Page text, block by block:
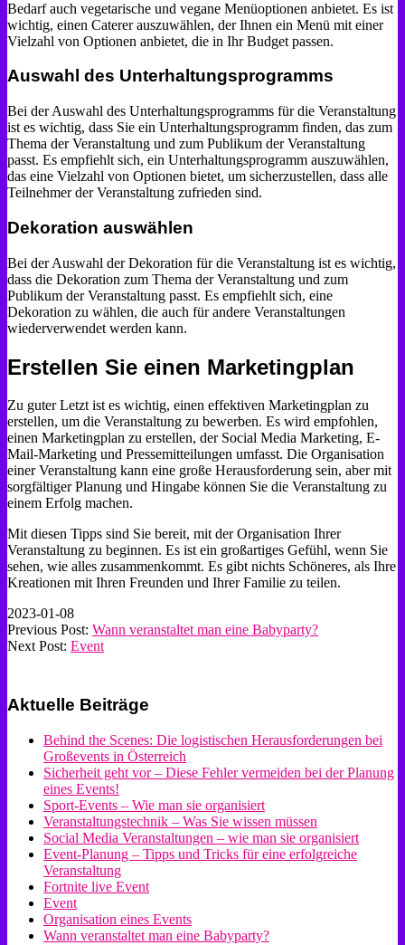
Bedarf auch vegetarische und vegane Menüoptionen anbietet. Es ist
wichtig, einen Caterer auszuwählen, der Ihnen ein Menü mit einer
Vielzahl von Optionen anbietet, die in Ihr Budget passen.
Auswahl des Unterhaltungsprogramms
Bei der Auswahl des Unterhaltungsprogramms für die Veranstaltung
ist es wichtig, dass Sie ein Unterhaltungsprogramm finden, das zum
Thema der Veranstaltung und zum Publikum der Veranstaltung
passt. Es empfiehlt sich, ein Unterhaltungsprogramm auszuwählen,
das eine Vielzahl von Optionen bietet, um sicherzustellen, dass alle
Teilnehmer der Veranstaltung zufrieden sind.
Dekoration auswählen
Bei der Auswahl der Dekoration für die Veranstaltung ist es wichtig,
dass die Dekoration zum Thema der Veranstaltung und zum
Publikum der Veranstaltung passt. Es empfiehlt sich, eine
Dekoration zu wählen, die auch für andere Veranstaltungen
wiederverwendet werden kann.
Erstellen Sie einen Marketingplan
Zu guter Letzt ist es wichtig, einen effektiven Marketingplan zu
erstellen, um die Veranstaltung zu bewerben. Es wird empfohlen,
einen Marketingplan zu erstellen, der Social Media Marketing, E-
Mail-Marketing und Pressemitteilungen umfasst. Die Organisation
einer Veranstaltung kann eine große Herausforderung sein, aber mit
sorgfältiger Planung und Hingabe können Sie die Veranstaltung zu
einem Erfolg machen.
Mit diesen Tipps sind Sie bereit, mit der Organisation Ihrer
Veranstaltung zu beginnen. Es ist ein großartiges Gefühl, wenn Sie
sehen, wie alles zusammenkommt. Es gibt nichts Schöneres, als Ihre
Kreationen mit Ihren Freunden und Ihrer Familie zu teilen.
2023-01-08
Previous Post: Wann veranstaltet man eine Babyparty?
Next Post: Event
Aktuelle Beiträge
Behind the Scenes: Die logistischen Herausforderungen bei
Großevents in Österreich
Sicherheit geht vor – Diese Fehler vermeiden bei der Planung
eines Events!
Sport-Events – Wie man sie organisiert
Veranstaltungstechnik – Was Sie wissen müssen
Social Media Veranstaltungen – wie man sie organisiert
Event-Planung – Tipps und Tricks für eine erfolgreiche
Veranstaltung
Fortnite live Event
Event
Organisation eines Events
Wann veranstaltet man eine Babyparty?